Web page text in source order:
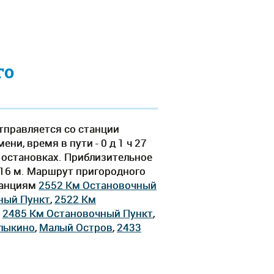
со станции
время в пути - 0 д 1 ч 27
Приблизительное
м. Маршрут пригородного
2552 Км Остановочный
Пункт,2522 Км
2485 Км Остановочный Пункт,
, Малый Остров,2433